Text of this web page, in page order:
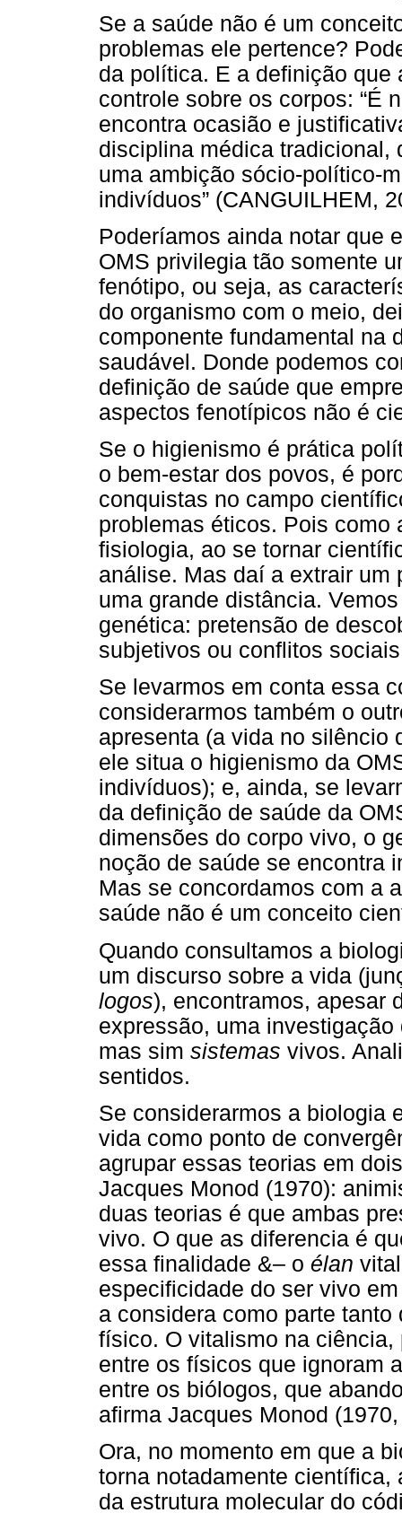
Se a saúde não é um
problemas ele pertence?
da política. E a definição que
controle sobre os corpos: “É
encontra ocasião e
disciplina médica tradicional,
uma ambição sócio-político-
indivíduos” (CANGUILHEM,
Poderíamos ainda notar que
OMS privilegia tão somente
fenótipo, ou seja, as
do organismo com o meio,
componente fundamental na
saudável. Donde podemos
definição de saúde que
aspectos fenotípicos não é
Se o higienismo é prática
o bem-estar dos povos, é
conquistas no campo
problemas éticos. Pois como
fisiologia, ao se tornar
análise. Mas daí a extrair um
uma grande distância.
genética: pretensão de
subjetivos ou conflitos
Se levarmos em conta essa
considerarmos também o
apresenta (a vida no silêncio
ele situa o higienismo da
indivíduos); e, ainda, se
da definição de saúde da
dimensões do corpo vivo, o
noção de saúde se encontra
Mas se concordamos com a
saúde não é um conceito
Quando consultamos a
um discurso sobre a vida
logos), encontramos, apesar
expressão, uma
mas sim sistemas vivos.
sentidos.
Se considerarmos a biologia
vida como ponto de
agrupar essas teorias em
Jacques Monod (1970):
duas teorias é que ambas
vivo. O que as diferencia é
essa finalidade &– o élan
especificidade do ser vivo
a considera como parte
físico. O vitalismo na
entre os físicos que ignoram
entre os biólogos, que
afirma Jacques Monod
Ora, no momento em que a
torna notadamente científica,
da estrutura molecular do